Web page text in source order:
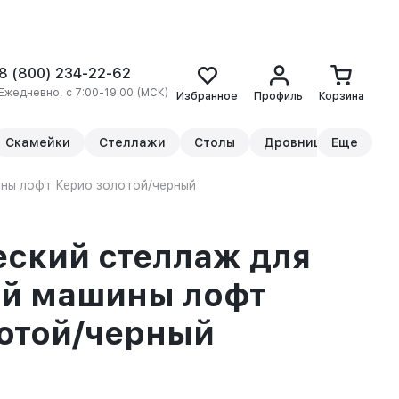
(800) 234-22-62
с 7:00-19:00 (МСК) Избранное Профиль Корзина
Скамейки Стеллажи Столы Дровницы Еще
лофт Керио золотой/черный
стеллаж для
машины лофт
черный